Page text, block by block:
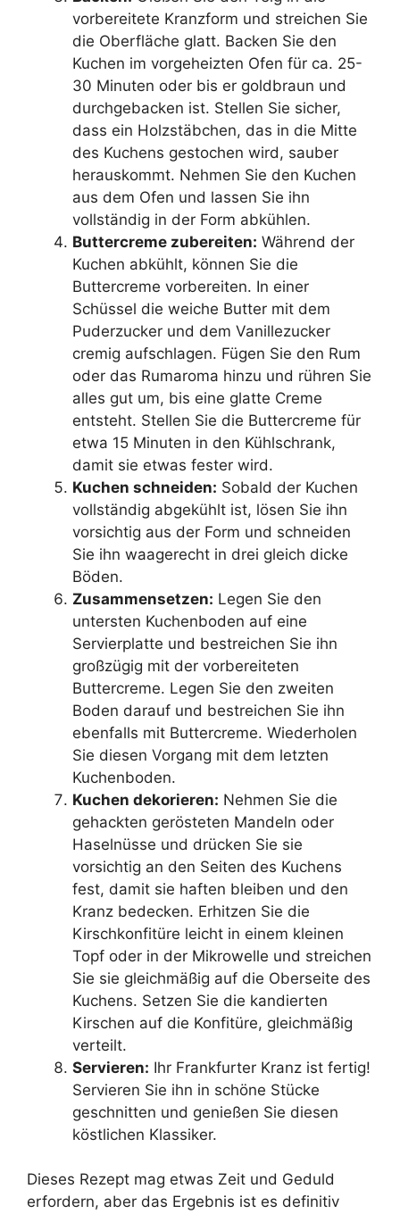
vorbereitete Kranzform und streichen Sie
die Oberfläche glatt. Backen Sie den
Kuchen im vorgeheizten Ofen für ca. 25-
30 Minuten oder bis er goldbraun und
durchgebacken ist. Stellen Sie sicher,
dass ein Holzstäbchen, das in die Mitte
des Kuchens gestochen wird, sauber
herauskommt. Nehmen Sie den Kuchen
aus dem Ofen und lassen Sie ihn
vollständig in der Form abkühlen.
Buttercreme zubereiten: Während der
Kuchen abkühlt, können Sie die
Buttercreme vorbereiten. In einer
Schüssel die weiche Butter mit dem
Puderzucker und dem Vanillezucker
cremig aufschlagen. Fügen Sie den Rum
oder das Rumaroma hinzu und rühren Sie
alles gut um, bis eine glatte Creme
entsteht. Stellen Sie die Buttercreme für
etwa 15 Minuten in den Kühlschrank,
damit sie etwas fester wird.
Kuchen schneiden: Sobald der Kuchen
vollständig abgekühlt ist, lösen Sie ihn
vorsichtig aus der Form und schneiden
Sie ihn waagerecht in drei gleich dicke
Böden.
Zusammensetzen: Legen Sie den
untersten Kuchenboden auf eine
Servierplatte und bestreichen Sie ihn
großzügig mit der vorbereiteten
Buttercreme. Legen Sie den zweiten
Boden darauf und bestreichen Sie ihn
ebenfalls mit Buttercreme. Wiederholen
Sie diesen Vorgang mit dem letzten
Kuchenboden.
Kuchen dekorieren: Nehmen Sie die
gehackten gerösteten Mandeln oder
Haselnüsse und drücken Sie sie
vorsichtig an den Seiten des Kuchens
fest, damit sie haften bleiben und den
Kranz bedecken. Erhitzen Sie die
Kirschkonfitüre leicht in einem kleinen
Topf oder in der Mikrowelle und streichen
Sie sie gleichmäßig auf die Oberseite des
Kuchens. Setzen Sie die kandierten
Kirschen auf die Konfitüre, gleichmäßig
verteilt.
Servieren: Ihr Frankfurter Kranz ist fertig!
Servieren Sie ihn in schöne Stücke
geschnitten und genießen Sie diesen
köstlichen Klassiker.
Dieses Rezept mag etwas Zeit und Geduld
erfordern, aber das Ergebnis ist es definitiv